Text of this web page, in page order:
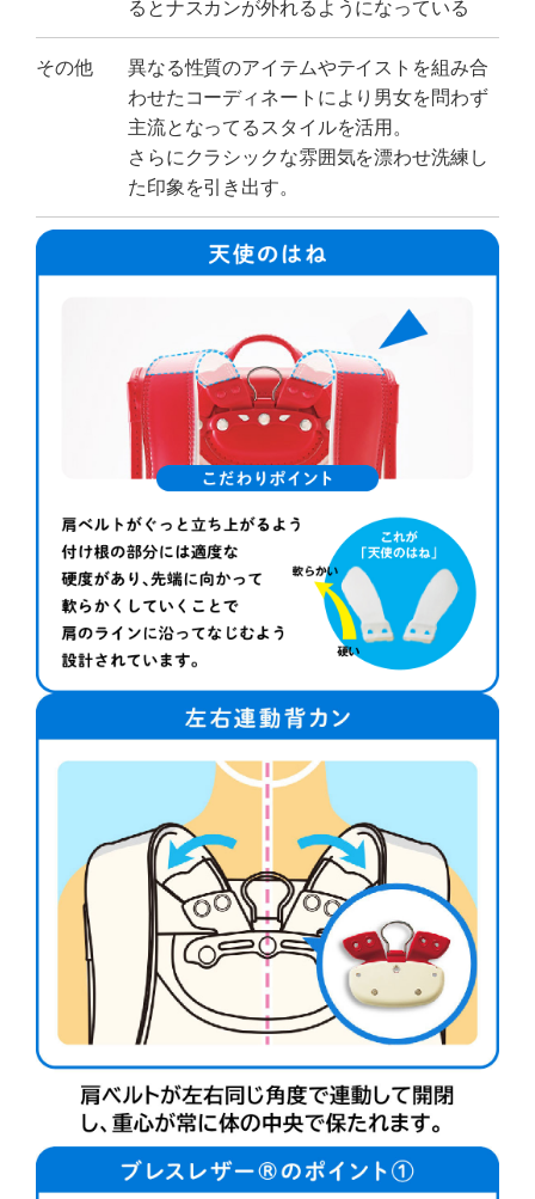
るとナスカンが外れるようになっている
その他
異なる性質のアイテムやテイストを組み合
わせたコーディネートにより男女を問わず
主流となってるスタイルを活用。
さらにクラシックな雰囲気を漂わせ洗練し
た印象を引き出す。